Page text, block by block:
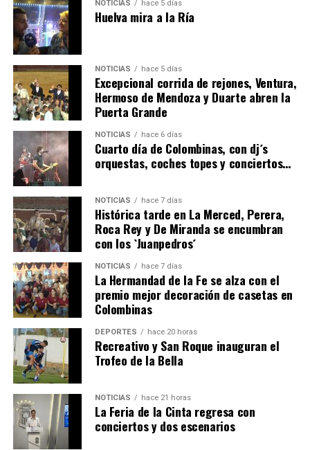
4º DÍA DE LAS FIESTAS COLOMBINAS 2026
hace 6 días Huelvatv
SEXTA CORRIDA DE LAS FIESTAS COLOMBINAS
2026
hace 4 días· Huelvatv
NOTICIAS hace 5 días
Huelva mira a la Ría
NOTICIAS hace 5 días
Excepcional corrida de rejones, Ventura,
Hermoso de Mendoza y Duarte abren la
Puerta Grande
NOTICIAS hace 6 días
Cuarto día de Colombinas, con dj´s
orquestas, coches topes y conciertos…
NOTICIAS hace 7 días
Histórica tarde en La Merced, Perera,
Roca Rey y De Miranda se encumbran
con los `Juanpedros´
NOTICIAS hace 7 días
La Hermandad de la Fe se alza con el
premio mejor decoración de casetas en
Colombinas
DEPORTES hace 20 horas
Recreativo y San Roque inauguran el
Trofeo de la Bella
NOTICIAS hace 21 horas
La Feria de la Cinta regresa con
conciertos y dos escenarios